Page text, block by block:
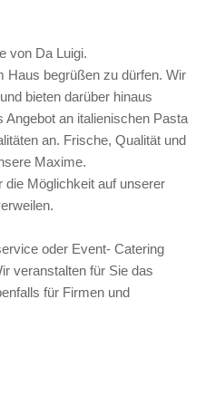
von Da Luigi.
Haus begrüßen zu dürfen. Wir
bieten darüber hinaus
Angebot an italienischen Pasta
an. Frische, Qualität und
Maxime.
die Möglichkeit auf unserer
oder Event- Catering
veranstalten für Sie das
für Firmen und